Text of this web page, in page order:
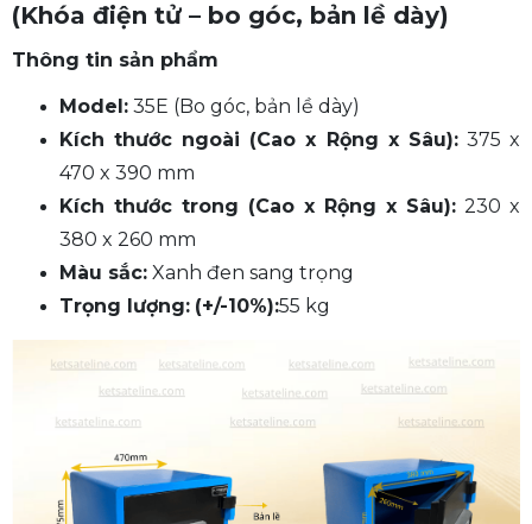
(Khóa điện tử – bo góc, bản lề dày)
Thông tin sản phẩm
Model: 35E (Bo góc, bản lề dày)
Kích thước ngoài (Cao x Rộng x Sâu):375 x
470 x 390 mm
Kích thước trong (Cao x Rộng x Sâu): 230 x
380 x 260 mm
Màu sắc: Xanh đen sang trọng
Trọng lượng: (+/-10%):55 kg